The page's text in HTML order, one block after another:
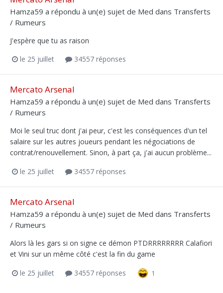
Hamza59 a répondu à un(e) sujet de Med dans Transferts
/ Rumeurs
J'espère que tu as raison
le 25 juillet
34557 réponses
Mercato Arsenal
Hamza59 a répondu à un(e) sujet de Med dans Transferts
/ Rumeurs
Moi le seul truc dont j'ai peur, c'est les conséquences d'un tel
salaire sur les autres joueurs pendant les négociations de
contrat/renouvellement. Sinon, à part ça, j'ai aucun problème...
le 25 juillet
34557 réponses
Mercato Arsenal
Hamza59 a répondu à un(e) sujet de Med dans Transferts
/ Rumeurs
Alors là les gars si on signe ce démon PTDRRRRRRRR Calafiori
et Vini sur un même côté c'est la fin du game
le 25 juillet 34557 réponses 1